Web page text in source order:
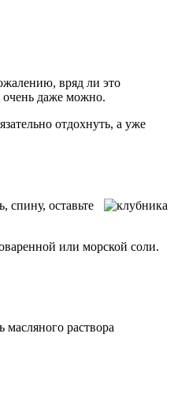
вряд ли это
даже можно.
отдохнуть, а уже
оставьте
или морской соли.
раствора